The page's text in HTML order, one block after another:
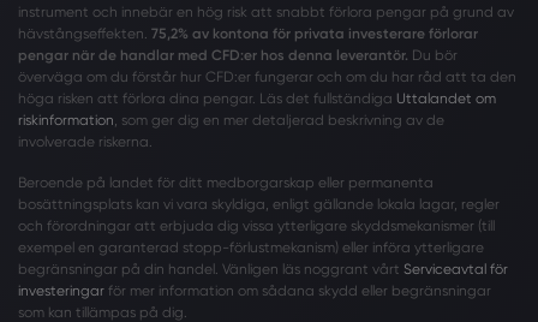
instrument och innebär en hög risk att snabbt förlora pengar på grund av
hävstångseffekten. 75,2% av kontona för privata investerare förlorar
pengar när de handlar med CFD:er hos denna leverantör. Du bör
överväga om du förstår hur CFD:er fungerar och om du har råd att ta den
höga risken att förlora dina pengar. Läs det fullständiga Uttalandet om
riskinformation , som ger dig en mer detaljerad beskrivning av de
involverade riskerna.
Beroende på landet för ditt medborgarskap eller permanenta
bosättningsplats kan vi vara skyldiga, enligt gällande lokala lagar, regler
och förordningar att erbjuda dig vissa ytterligare skyddsmekanismer (till
exempel en garanterad stopp-förlustmekanism) eller införa ytterligare
begränsningar på din handel. Vänligen läs noggrant vårt Serviceavtal för
investeringar för mer information om sådana skydd eller begränsningar
som kan tillämpas på dig.